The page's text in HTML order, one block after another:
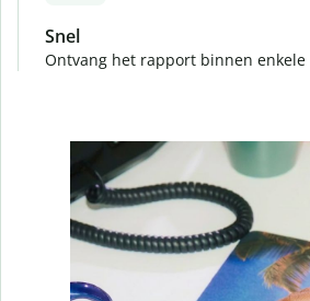
Snel
Ontvang het rapport binnen enkele